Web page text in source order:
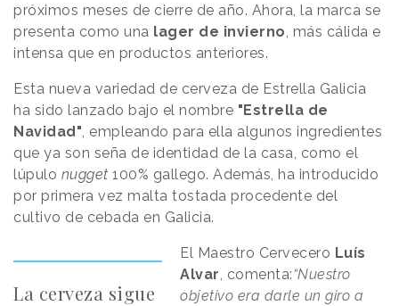
próximos meses de cierre de año. Ahora, la marca se
presenta como una lager de invierno , más cálida e
intensa que en productos anteriores.
Esta nueva variedad de cerveza de Estrella Galicia
ha sido lanzado bajo el nombre "Estrella de
Navidad" , empleando para ella algunos ingredientes
que ya son seña de identidad de la casa, como el
lúpulo nugget 100% gallego. Además, ha introducido
por primera vez malta tostada procedente del
cultivo de cebada en Galicia.
La cerveza sigue
El Maestro Cervecero Luís
Alvar , comenta: “Nuestro
objetivo era darle un giro a